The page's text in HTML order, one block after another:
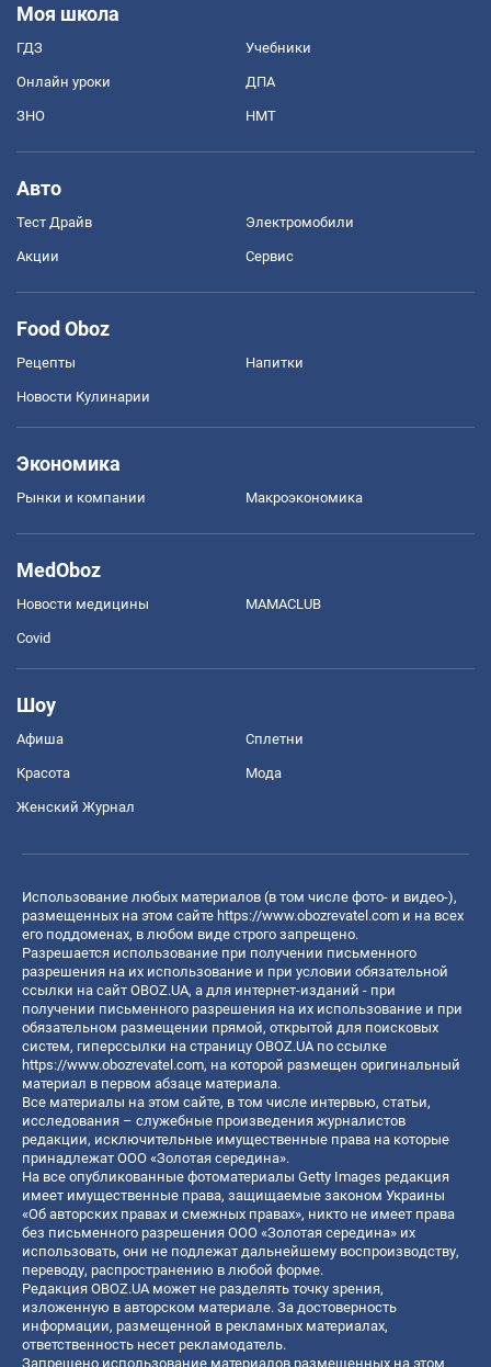
Моя школа
ГДЗ Учебники
Онлайн уроки ДПА
ЗНО НМТ
Авто
Тест Драйв Электромобили
Акции Сервис
Food Oboz
Рецепты Напитки
Новости Кулинарии
Экономика
Рынки и компании Mакроэкономика
MedOboz
Новости медицины MAMACLUB
Covid
Шоу
Афиша Сплетни
Красота Мода
Женский Журнал
Использование любых материалов (в том числе фото- и видео-),
размещенных на этом сайте https://www.obozrevatel.com и на всех
его поддоменах, в любом виде строго запрещено.
Разрешается использование при получении письменного
разрешения на их использование и при условии обязательной
ссылки на сайт OBOZ.UA, а для интернет-изданий - при
получении письменного разрешения на их использование и при
обязательном размещении прямой, открытой для поисковых
систем, гиперссылки на страницу OBOZ.UA по ссылке
https://www.obozrevatel.com, на которой размещен оригинальный
материал в первом абзаце материала.
Все материалы на этом сайте, в том числе интервью, статьи,
исследования – служебные произведения журналистов
редакции, исключительные имущественные права на которые
принадлежат ООО «Золотая середина».
На все опубликованные фотоматериалы Getty Images редакция
имеет имущественные права, защищаемые законом Украины
«Об авторских правах и смежных правах», никто не имеет права
без письменного разрешения ООО «Золотая середина» их
использовать, они не подлежат дальнейшему воспроизводству,
переводу, распространению в любой форме.
Редакция OBOZ.UA может не разделять точку зрения,
изложенную в авторском материале. За достоверность
информации, размещенной в рекламных материалах,
ответственность несет рекламодатель.
Запрещено использование материалов размещенных на этом